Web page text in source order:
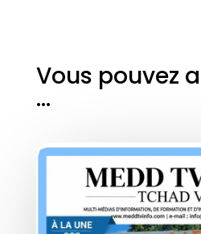
Vous pouvez
…